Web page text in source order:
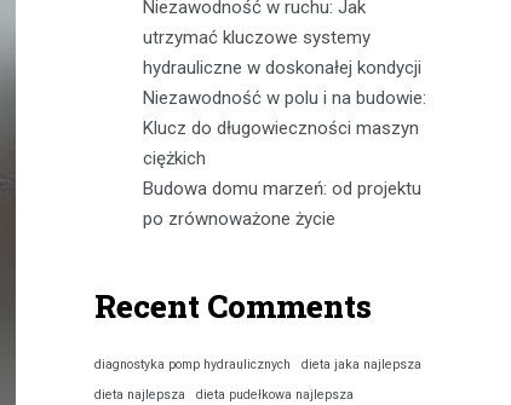
Niezawodność w ruchu: Jak
utrzymać kluczowe systemy
hydrauliczne w doskonałej kondycji
Niezawodność w polu i na budowie:
Klucz do długowieczności maszyn
ciężkich
Budowa domu marzeń: od projektu
po zrównoważone życie
Recent Comments
diagnostyka pomp hydraulicznych
dieta jaka najlepsza
dieta najlepsza
dieta pudełkowa najlepsza